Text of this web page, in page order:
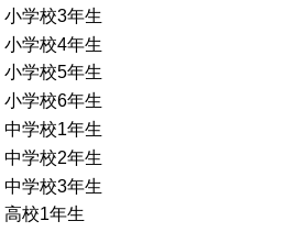
小学校3年生
小学校4年生
小学校5年生
小学校6年生
中学校1年生
中学校2年生
中学校3年生
高校1年生